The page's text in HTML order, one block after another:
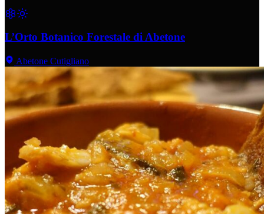
L’Orto Botanico Forestale di Abetone
Abetone Cutigliano